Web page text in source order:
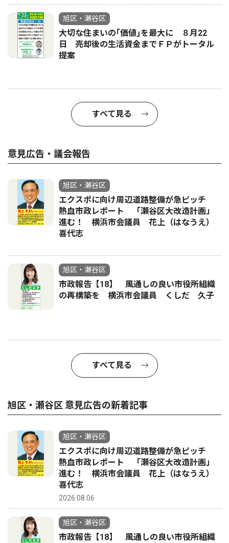
旭区・瀬谷区
大切な住まいの｢価値｣を最大に ８月22
日 売却後の生活資金までＦＰがトータル
提案
すべて見る
意見広告・議会報告
旭区・瀬谷区
エクスポに向け周辺道路整備が急ピッチ
熱血市政レポート 「瀬谷区大改造計画」
進む！ 横浜市会議員 花上（はなうえ）
喜代志
旭区・瀬谷区
市政報告【18】 風通しの良い市役所組織
の再構築を 横浜市会議員 くしだ 久子
すべて見る
旭区・瀬谷区 意見広告の新着記事
旭区・瀬谷区
エクスポに向け周辺道路整備が急ピッチ
熱血市政レポート 「瀬谷区大改造計画」
進む！ 横浜市会議員 花上（はなうえ）
喜代志
2026.08.06
旭区・瀬谷区
市政報告【18】 風通しの良い市役所組織